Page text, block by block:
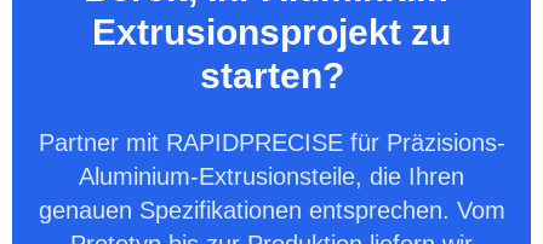
Extrusionsprojekt zu
starten?
Partner mit RAPIDPRECISE für Präzisions-
Aluminium-Extrusionsteile, die Ihren
genauen Spezifikationen entsprechen. Vom